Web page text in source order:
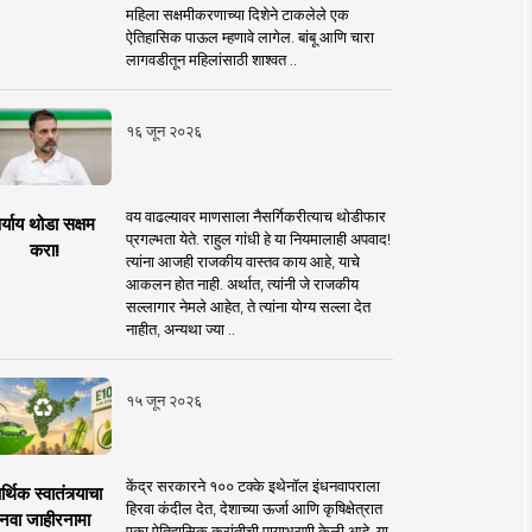
महिला सक्षमीकरणाच्या दिशेने टाकलेले एक
ऐतिहासिक पाऊल म्हणावे लागेल. बांबू आणि चारा
लागवडीतून महिलांसाठी शाश्वत ..
१६ जून २०२६
थोडा सक्षम
करा!
वय वाढल्यावर माणसाला नैसर्गिकरीत्याच थोडीफार
प्रगल्भता येते. राहुल गांधी हे या नियमालाही अपवाद!
त्यांना आजही राजकीय वास्तव काय आहे, याचे
आकलन होत नाही. अर्थात, त्यांनी जे राजकीय
सल्लागार नेमले आहेत, ते त्यांना योग्य सल्ला देत
नाहीत, अन्यथा ज्या ..
१५ जून २०२६
स्वातंत्र्याचा
जाहीरनामा
केंद्र सरकारने १०० टक्के इथेनॉल इंधनवापराला
हिरवा कंदील देत, देशाच्या ऊर्जा आणि कृषिक्षेत्रात